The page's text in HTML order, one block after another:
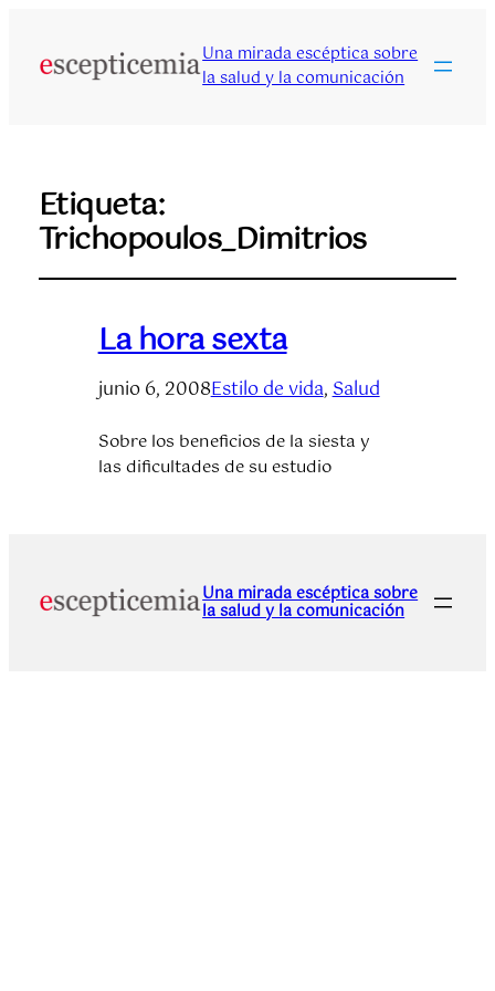
Una mirada escéptica sobre
la salud y la comunicación
Etiqueta:
Trichopoulos_Dimitrios
La hora sexta
junio 6, 2008Estilo de vida, Salud
Sobre los beneficios de la siesta y
las dificultades de su estudio
Una mirada escéptica sobre
la salud y la comunicación